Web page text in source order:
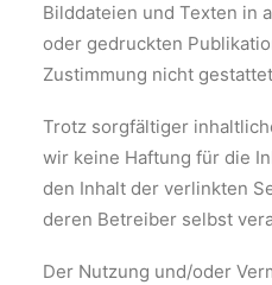
Bilddateien und Texten in
oder gedruckten
Zustimmung nicht
Trotz sorgfältiger
wir keine Haftung für die
den Inhalt der verlinkten
deren Betreiber selbst
Der Nutzung und/oder